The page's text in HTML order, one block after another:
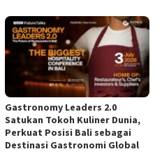
Gastronomy Leaders 2.0
Satukan Tokoh Kuliner Dunia,
Perkuat Posisi Bali sebagai
Destinasi Gastronomi Global